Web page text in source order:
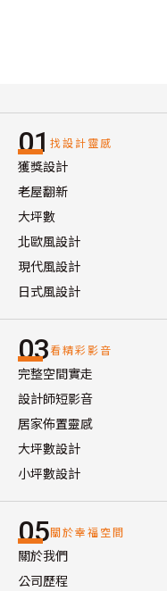
01 找設計靈感
獲獎設計
老屋翻新
大坪數
北歐風設計
現代風設計
日式風設計
03看精彩影音
完整空間實走
設計師短影音
居家佈置靈感
大坪數設計
小坪數設計
05關於幸福空間
關於我們
公司歷程